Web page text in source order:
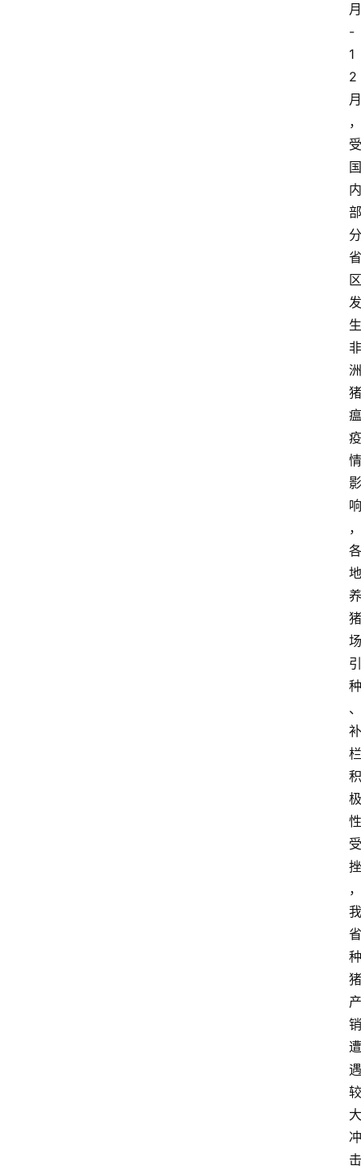
月
-
1
2
月
，
受
国
内
部
分
省
区
发
生
非
洲
猪
瘟
疫
情
影
响
，
各
地
养
猪
场
引
种
、
补
栏
积
极
性
受
挫
，
我
省
种
猪
产
销
遭
遇
较
大
冲
击